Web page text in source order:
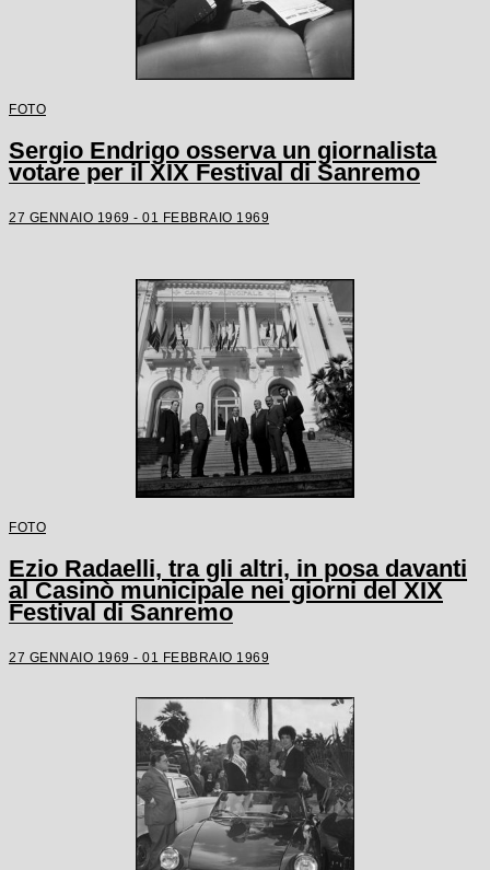
FOTO
Sergio Endrigo osserva un giornalista
votare per il XIX Festival di Sanremo
27 GENNAIO 1969 - 01 FEBBRAIO 1969
FOTO
Ezio Radaelli, tra gli altri, in posa davanti
al Casinò municipale nei giorni del XIX
Festival di Sanremo
27 GENNAIO 1969 - 01 FEBBRAIO 1969